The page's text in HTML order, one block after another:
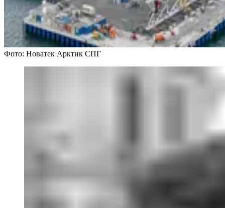
Фото: Новатек Арктик СПГ